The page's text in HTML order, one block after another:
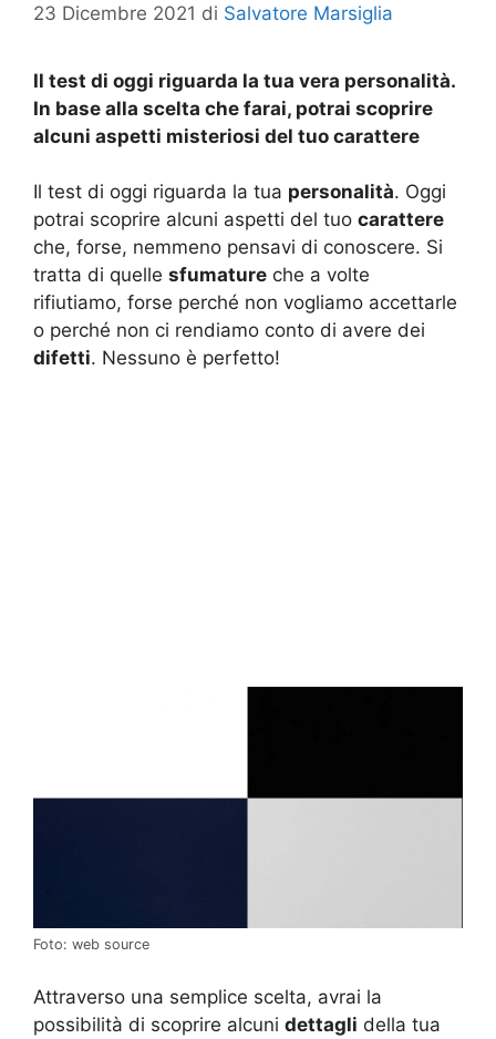
23 Dicembre 2021 di Salvatore Marsiglia
Il test di oggi riguarda la tua vera personalità.
In base alla scelta che farai, potrai scoprire
alcuni aspetti misteriosi del tuo carattere
Il test di oggi riguarda la tua personalità. Oggi
potrai scoprire alcuni aspetti del tuo carattere
che, forse, nemmeno pensavi di conoscere. Si
tratta di quelle sfumature che a volte
rifiutiamo, forse perché non vogliamo accettarle
o perché non ci rendiamo conto di avere dei
difetti. Nessuno è perfetto!
Foto: web source
Attraverso una semplice scelta, avrai la
possibilità di scoprire alcuni dettagli della tua